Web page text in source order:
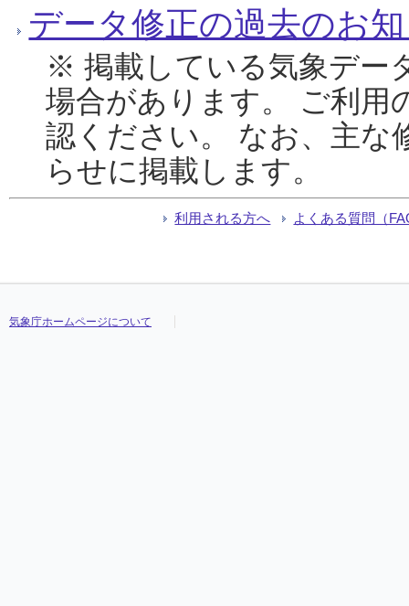
データ修正の過去のお
※ 掲載している気象デー
場合があります。 ご利用
認ください。 なお、主な
らせに掲載します。
利用される方へ よくある質問（
気象庁ホームページについて